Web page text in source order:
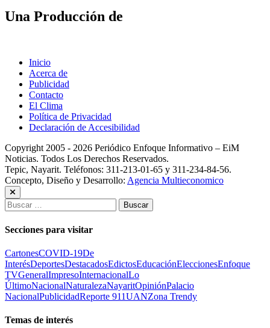
Una Producción de
Inicio
Acerca de
Publicidad
Contacto
El Clima
Política de Privacidad
Declaración de Accesibilidad
Copyright 2005 - 2026 Periódico Enfoque Informativo – EiM
Noticias. Todos Los Derechos Reservados.
Tepic, Nayarit. Teléfonos: 311-213-01-65 y 311-234-84-56.
Concepto, Diseño y Desarrollo: Agencia Multieconomico
Buscar:
Secciones para visitar
CartonesCOVID-19De
InterésDeportesDestacadosEdictosEducaciónEleccionesEnfoque
TVGeneralImpresoInternacionalLo
ÚltimoNacionalNaturalezaNayaritOpiniónPalacio
NacionalPublicidadReporte 911UANZona Trendy
Temas de interés